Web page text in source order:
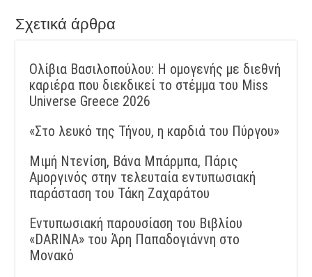
Σχετικά άρθρα
Ολίβια Βασιλοπούλου: Η ομογενής με διεθνή
καριέρα που διεκδικεί το στέμμα του Miss
Universe Greece 2026
«Στο λευκό της Τήνου, η καρδιά του Πύργου»
Μιμή Ντενίση, Βάνα Μπάρμπα, Πάρις
Αμοργινός στην τελευταία εντυπωσιακή
παράσταση του Τάκη Ζαχαράτου
Εντυπωσιακή παρουσίαση του Βιβλίου
«DARINA» του Άρη Παπαδογιάννη στο
Μονακό